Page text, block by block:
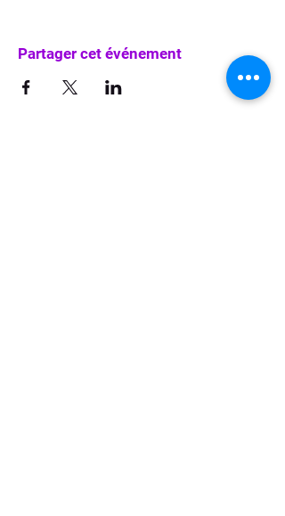
Partager cet événement